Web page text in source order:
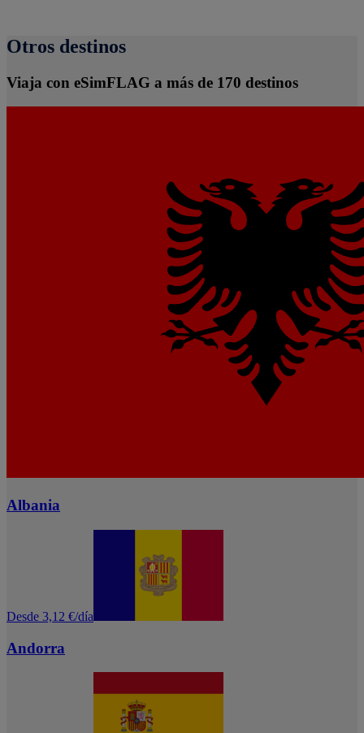
Otros destinos
Viaja con eSimFLAG a más de 170 destinos
Albania
Desde 3,12 €/día
Andorra